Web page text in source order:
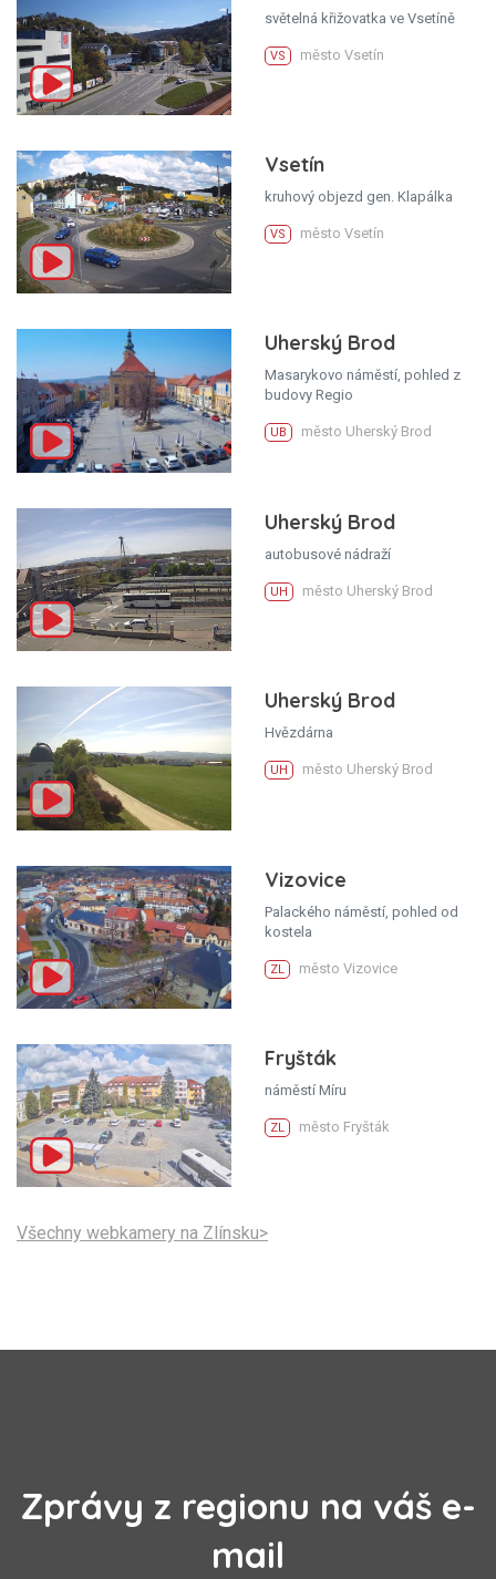
světelná křižovatka ve Vsetíně
VS město Vsetín
Vsetín
kruhový objezd gen. Klapálka
VS město Vsetín
Uherský Brod
Masarykovo náměstí, pohled z
budovy Regio
UB město Uherský Brod
Uherský Brod
autobusové nádraží
UH město Uherský Brod
Uherský Brod
Hvězdárna
UH město Uherský Brod
Vizovice
Palackého náměstí, pohled od
kostela
ZL město Vizovice
Fryšták
náměstí Míru
ZL město Fryšták
Všechny webkamery na Zlínsku>
Zprávy z regionu na váš e-
mail